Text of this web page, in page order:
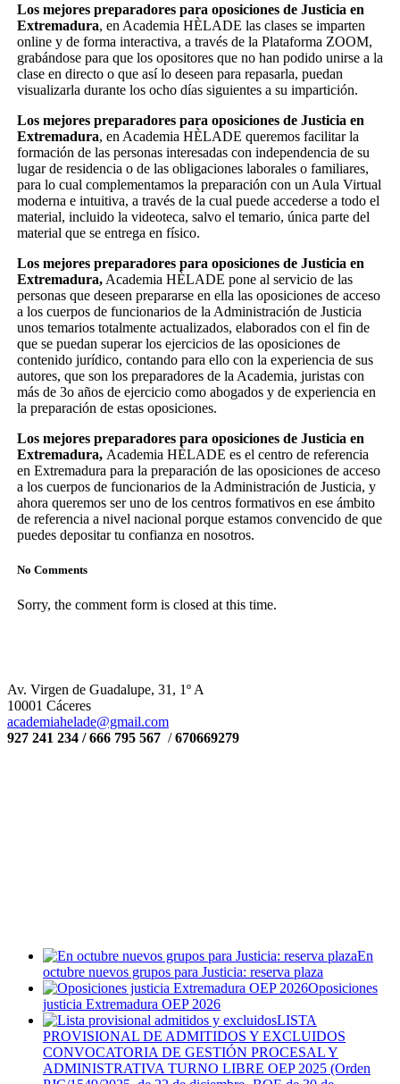
Los mejores preparadores para oposiciones de Justicia en
Extremadura, en Academia HÈLADE las clases se imparten
online y de forma interactiva, a través de la Plataforma ZOOM,
grabándose para que los opositores que no han podido unirse a la
clase en directo o que así lo deseen para repasarla, puedan
visualizarla durante los ocho días siguientes a su impartición.
Los mejores preparadores para oposiciones de Justicia en
Extremadura, en Academia HÈLADE queremos facilitar la
formación de las personas interesadas con independencia de su
lugar de residencia o de las obligaciones laborales o familiares,
para lo cual complementamos la preparación con un Aula Virtual
moderna e intuitiva, a través de la cual puede accederse a todo el
material, incluido la videoteca, salvo el temario, única parte del
material que se entrega en físico.
Los mejores preparadores para oposiciones de Justicia en
Extremadura,Academia HÈLADE pone al servicio de las
personas que deseen prepararse en ella las oposiciones de acceso
a los cuerpos de funcionarios de la Administración de Justicia
unos temarios totalmente actualizados, elaborados con el fin de
que se puedan superar los ejercicios de las oposiciones de
contenido jurídico, contando para ello con la experiencia de sus
autores, que son los preparadores de la Academia, juristas con
más de 3o años de ejercicio como abogados y de experiencia en
la preparación de estas oposiciones.
Los mejores preparadores para oposiciones de Justicia en
Extremadura, Academia HÈLADE es el centro de referencia
en Extremadura para la preparación de las oposiciones de acceso
a los cuerpos de funcionarios de la Administración de Justicia, y
ahora queremos ser uno de los centros formativos en ese ámbito
de referencia a nivel nacional porque estamos convencido de que
puedes depositar tu confianza en nosotros.
No Comments
Sorry, the comment form is closed at this time.
Av. Virgen de Guadalupe, 31, 1º A
10001 Cáceres
academiahelade@gmail.com
927 241 234 / 666 795 567 /670669279
En
octubre nuevos grupos para Justicia: reserva plaza
Oposiciones
justicia Extremadura OEP 2026
LISTA
PROVISIONAL DE ADMITIDOS Y EXCLUIDOS
CONVOCATORIA DE GESTIÓN PROCESAL Y
ADMINISTRATIVA TURNO LIBRE OEP 2025 (Orden